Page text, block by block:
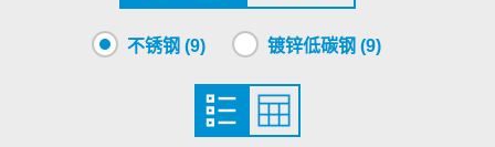
Myndigheten för samhällsskydd och
beredskap
Underwriters Laboratories Inc.
不锈钢 (9) 镀锌低碳钢 (9)